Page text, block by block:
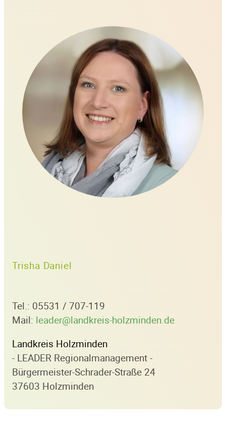
Trisha Daniel
Tel.: 05531 / 707-119
Mail: leader@landkreis-holzminden.de
Landkreis Holzminden
- LEADER Regionalmanagement -
Bürgermeister-Schrader-Straße 24
37603 Holzminden